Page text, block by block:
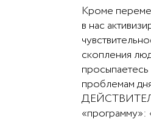
Кроме
в нас
скопления
проблемам
«программу»: